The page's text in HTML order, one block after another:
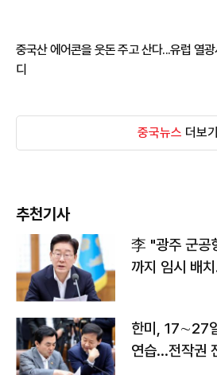
중국산 에어콘을 웃돈 주고 산다...유럽 열광
디
중국뉴스 더보기
추천기사
李 "광주 군공
까지 임시 배
한미, 17∼27
연습…전작권